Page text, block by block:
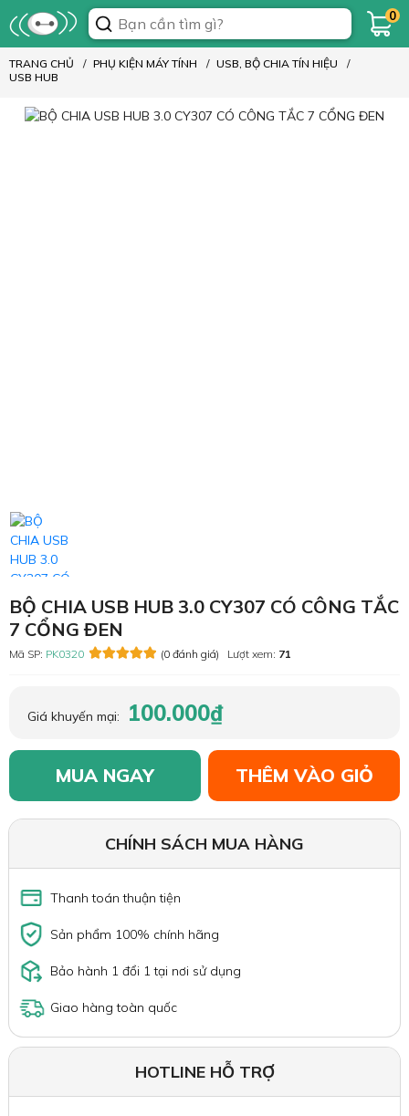
0
TRANG CHỦ PHỤ KIỆN MÁY TÍNH
USB, BỘ CHIA TÍN HIỆU
USB HUB
BỘ CHIA USB HUB 3.0 CY307 CÓ CÔNG TẮC
7 CỔNG ĐEN
Mã SP: PK0320 (0 đánh giá) Lượt xem: 71
Giá khuyến mại: 100.000₫
MUA NGAY THÊM VÀO GIỎ
CHÍNH SÁCH MUA HÀNG
Thanh toán thuận tiện
Sản phẩm 100% chính hãng
Bảo hành 1 đổi 1 tại nơi sử dụng
Giao hàng toàn quốc
HOTLINE HỖ TRỢ